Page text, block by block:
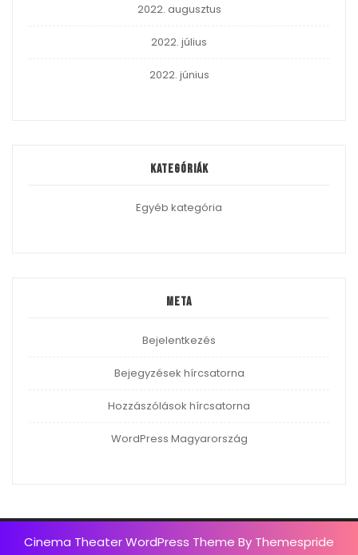
2022. augusztus
2022. július
2022. június
Kategóriák
Egyéb kategória
Meta
Bejelentkezés
Bejegyzések hírcsatorna
Hozzászólások hírcsatorna
WordPress Magyarország
Cinema Theater WordPress Theme By Themespride